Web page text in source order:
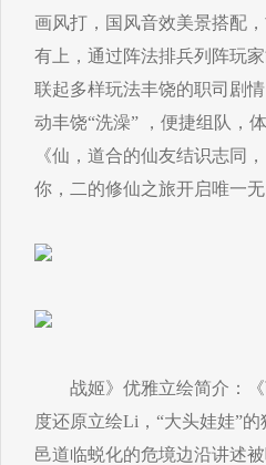
画风打，国风音效美景搭配
有上，通过阵法排兵列阵玩
联起多样玩法丰饶的职司剧
动丰饶“洗澡” ，便捷组队，
《仙，道合的仙友结识志同
你，二的修仙之旅开启唯一无
战姬》优雅立绘简介：《
度还原立绘Li，“大头娃娃”
邑道临蜕化的危境边沿讲述